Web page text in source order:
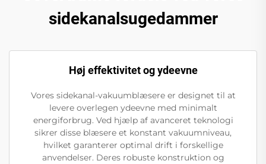
sidekanalsugedammer
Høj effektivitet og ydeevne
Vores sidekanal-vakuumblæsere er designet til at
levere overlegen ydeevne med minimalt
energiforbrug. Ved hjælp af avanceret teknologi
sikrer disse blæsere et konstant vakuumniveau,
hvilket garanterer optimal drift i forskellige
anvendelser. Deres robuste konstruktion og